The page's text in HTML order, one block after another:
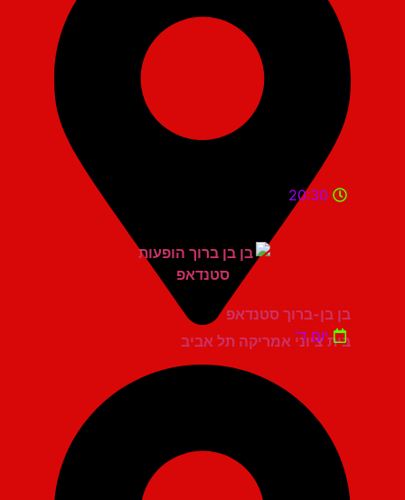
בית ציוני אמריקה תל אביב
20:30
בן בן-ברוך סטנדאפ
יום ד'